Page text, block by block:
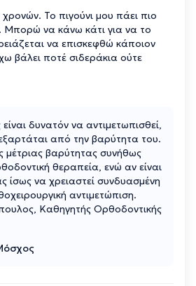
Το πιγούνι μου πάει πιο
να κάνω κάτι για να το
να επισκεφθώ κάποιον
βάλει ποτέ σιδεράκια ούτε
δυνατόν να αντιμετωπισθεί,
από την βαρύτητα του.
μέτριας βαρύτητας συνήθως
θεραπεία, ενώ αν είναι
ίσως να χρειαστεί συνδυασμένη
αντιμετώπιση.
Καθηγητής Ορθοδοντικής